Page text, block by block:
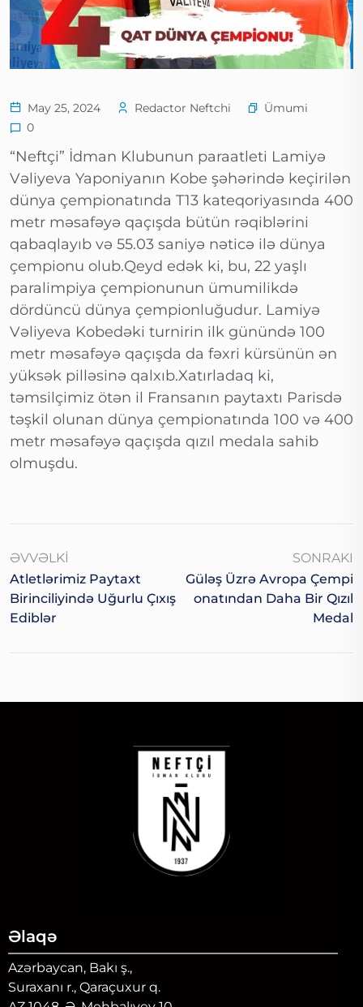
May 25, 2024 Redactor Neftchi
Ümumi
0
“Neftçi” İdman Klubunun paraatleti Lamiyə
Vəliyeva Yaponiyanın Kobe şəhərində keçirilən
dünya çempionatında T13 kateqoriyasında 400
metr məsafəyə qaçışda bütün rəqiblərini
qabaqlayıb və 55.03 saniyə nəticə ilə dünya
çempionu olub.Qeyd edək ki, bu, 22 yaşlı
paralimpiya çempionunun ümumilikdə
dördüncü dünya çempionluğudur. Lamiyə
Vəliyeva Kobedəki turnirin ilk günündə 100
metr məsafəyə qaçışda da fəxri kürsünün ən
yüksək pilləsinə qalxıb.Xatırladaq ki,
təmsilçimiz ötən il Fransanın paytaxtı Parisdə
təşkil olunan dünya çempionatında 100 və 400
metr məsafəyə qaçışda qızıl medala sahib
olmuşdu.
ƏVVƏLKI
Atletlərimiz Paytaxt
Birinciliyində Uğurlu Çıxış
Ediblər
SONRAKI
Güləş Üzrə Avropa Çempi
Onatından Daha Bir Qızıl
Medal
Əlaqə
Azərbaycan, Bakı ş.,
Suraxanı r., Qaraçuxur q.